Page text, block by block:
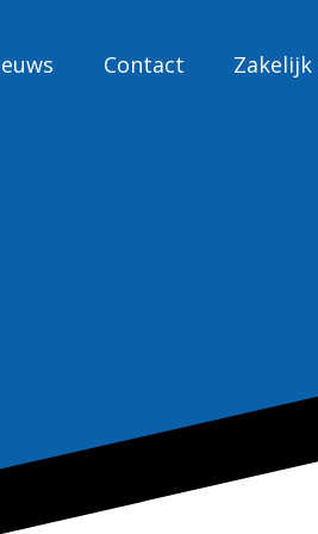
Contact Zakelijk